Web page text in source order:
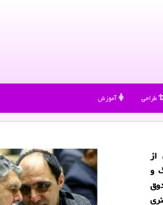
طراحی آموزش
از
و